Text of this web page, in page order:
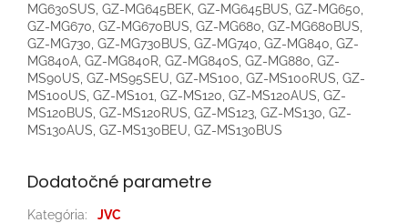
MG630SUS, GZ-MG645BEK, GZ-MG645BUS, GZ-MG650,
GZ-MG670, GZ-MG670BUS, GZ-MG680, GZ-MG680BUS,
GZ-MG730, GZ-MG730BUS, GZ-MG740, GZ-MG840, GZ-
MG840A, GZ-MG840R, GZ-MG840S, GZ-MG880, GZ-
MS90US, GZ-MS95SEU, GZ-MS100, GZ-MS100RUS, GZ-
MS100US, GZ-MS101, GZ-MS120, GZ-MS120AUS, GZ-
MS120BUS, GZ-MS120RUS, GZ-MS123, GZ-MS130, GZ-
MS130AUS, GZ-MS130BEU, GZ-MS130BUS
Dodatočné parametre
Kategória:
JVC